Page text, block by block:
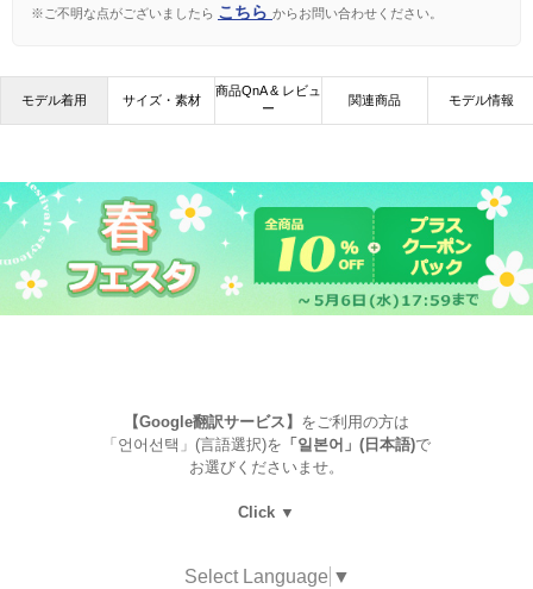
※ご不明な点がございましたら こちら からお問い合わせください。
モデル着用 サイズ・素材
商品QnA & レビュ
ー
関連商品 モデル情報
【Google翻訳サービス】 をご利用の方は
「언어선택」(言語選択)を 「일본어」(日本語)で
お選びくださいませ。
Click ▼
Select Language ▼